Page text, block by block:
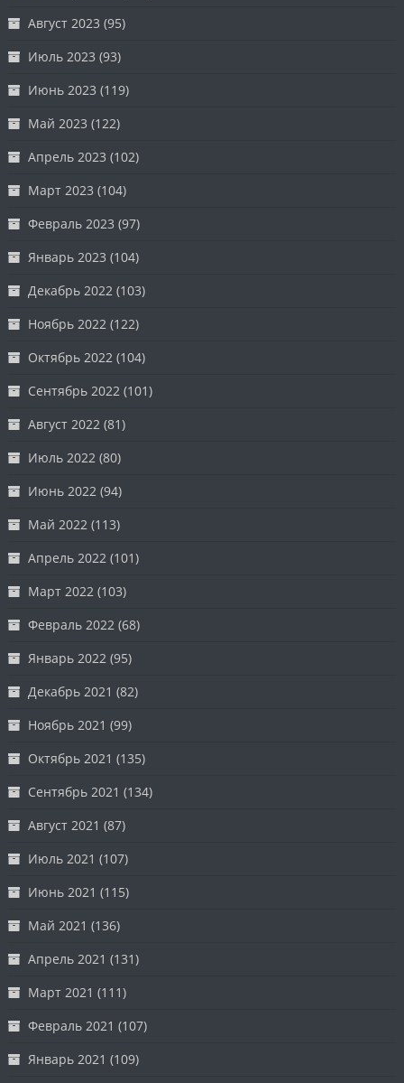
Август 2023 (95)
Июль 2023 (93)
Июнь 2023 (119)
Май 2023 (122)
Апрель 2023 (102)
Март 2023 (104)
Февраль 2023 (97)
Январь 2023 (104)
Декабрь 2022 (103)
Ноябрь 2022 (122)
Октябрь 2022 (104)
Сентябрь 2022 (101)
Август 2022 (81)
Июль 2022 (80)
Июнь 2022 (94)
Май 2022 (113)
Апрель 2022 (101)
Март 2022 (103)
Февраль 2022 (68)
Январь 2022 (95)
Декабрь 2021 (82)
Ноябрь 2021 (99)
Октябрь 2021 (135)
Сентябрь 2021 (134)
Август 2021 (87)
Июль 2021 (107)
Июнь 2021 (115)
Май 2021 (136)
Апрель 2021 (131)
Март 2021 (111)
Февраль 2021 (107)
Январь 2021 (109)